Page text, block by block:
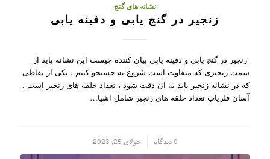
نشانه های گنج
زنجیر در گنج یابی و دفینه یابی
زنجیر در گنج یابی و دفینه یابی بیان کننده چیست این نشانه باید از
سمت زنجیری که متفاوت است شروع به جستجو کنیم . یکی از نقاطی
که در نشانه زنجیر باید به آن دقت شود ، تعداد حلقه های زنجیر است .
آسان فلزیاب تعداد حلقه های زنجیر شامل اشیا…
0 دیدگاه جولای 25, 2023